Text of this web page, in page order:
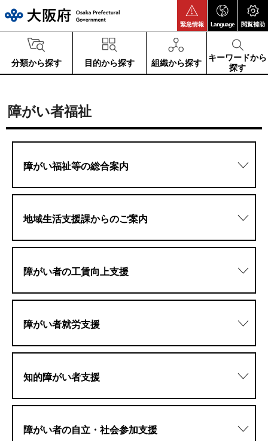
緊急情報 Language 閲覧補助
分類から探す 目的から探す 組織から探す
キーワードから
探す
障がい者福祉
障がい福祉等の総合案内
地域生活支援課からのご案内
障がい者の工賃向上支援
障がい者就労支援
知的障がい者支援
障がい者の自立・社会参加支援